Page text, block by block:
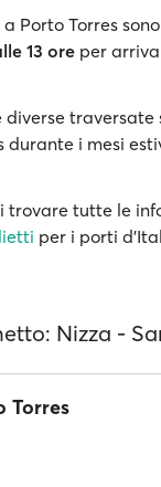
Porto Torres sono
13 ore per
diverse
durante i mesi
trovare tutte le
per i porti
Nizza -
Torres